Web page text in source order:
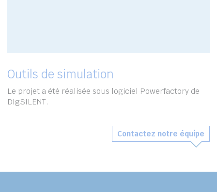
Outils de simulation
Le projet a été réalisée sous logiciel Powerfactory de
DIgSILENT.
Contactez notre équipe